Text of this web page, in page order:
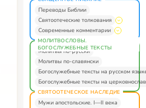
Переводы Библии
Святоотеческие толкования
Современные комментарии
МОЛИТВОСЛОВЫ.
БОГОСЛУЖЕБНЫЕ ТЕКСТЫ
Молитвы по-русски
Молитвы по-славянски
Богослужебные тексты на русском
Богослужебные тексты на
СВЯТООТЕЧЕСКОЕ НАСЛЕДИЕ
Мужи апостольские. I—II века